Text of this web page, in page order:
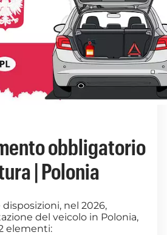
obbligatorio
| Polonia
nel 2026,
del veicolo in Polonia,
elementi: